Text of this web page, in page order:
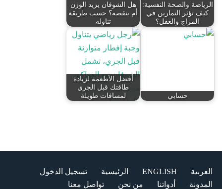
الرياضة والصحة النفسية:
كيف تؤثر التمارين في
المزاج والعقل؟
هل الشوفان يزيد الوزن
أم ينقصه؟ حسب طريقة
تناوله
حسابي
أفضل الأطعمة لزيادة
طاقتك قبل الجري
لمسافات طويلة
العربية ENGLISH الرئيسية
تسجيل الدخول
المدونة
أدواتنا من نحن تواصل معنا